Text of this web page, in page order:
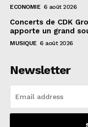
ECONOMIE 6 août 2026
Concerts de CDK
apporte un grand
MUSIQUE 6 août 2026
Newsletter